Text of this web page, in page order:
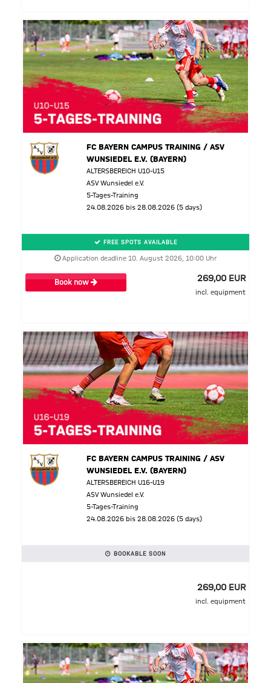
FC BAYERN CAMPUS TRAINING / ASV
WUNSIEDEL E.V. (BAYERN)
ALTERSBEREICH U10-U15
ASV Wunsiedel e.V.
5-Tages-Training
24.08.2026 bis 28.08.2026 (5 days)
FREE SPOTS AVAILABLE
Application deadline 10. August 2026, 10:00 Uhr
Book now 269,00 EUR
incl. equipment
FC BAYERN CAMPUS TRAINING / ASV
WUNSIEDEL E.V. (BAYERN)
ALTERSBEREICH U16-U19
ASV Wunsiedel e.V.
5-Tages-Training
24.08.2026 bis 28.08.2026 (5 days)
BOOKABLE SOON
269,00 EUR
incl. equipment